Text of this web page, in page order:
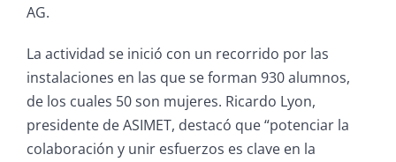
AG.
La actividad se inició con un recorrido por las
instalaciones en las que se forman 930 alumnos,
de los cuales 50 son mujeres. Ricardo Lyon,
presidente de ASIMET, destacó que “potenciar la
colaboración y unir esfuerzos es clave en la